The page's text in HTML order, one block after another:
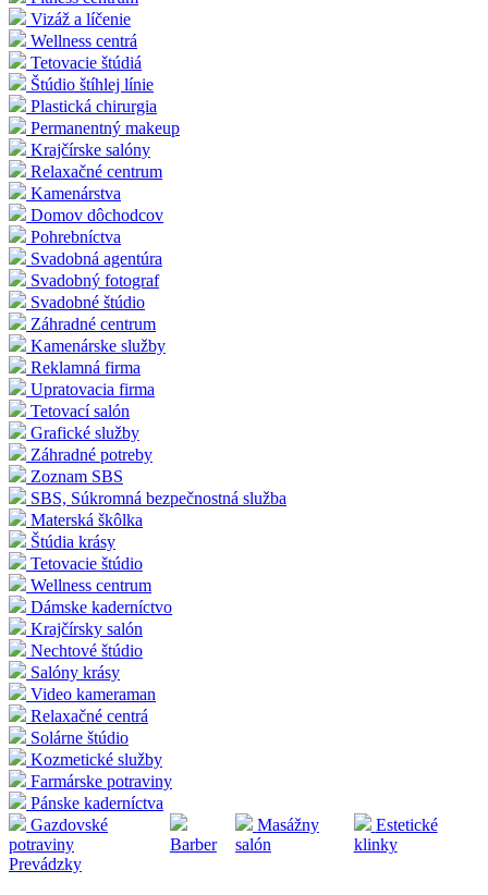
Vizáž a líčenie
Wellness centrá
Tetovacie štúdiá
Štúdio štíhlej línie
Plastická chirurgia
Permanentný makeup
Krajčírske salóny
Relaxačné centrum
Kamenárstva
Domov dôchodcov
Pohrebníctva
Svadobná agentúra
Svadobný fotograf
Svadobné štúdio
Záhradné centrum
Kamenárske služby
Reklamná firma
Upratovacia firma
Tetovací salón
Grafické služby
Záhradné potreby
Zoznam SBS
SBS, Súkromná bezpečnostná služba
Materská škôlka
Štúdia krásy
Tetovacie štúdio
Wellness centrum
Dámske kaderníctvo
Krajčírsky salón
Nechtové štúdio
Salóny krásy
Video kameraman
Relaxačné centrá
Solárne štúdio
Kozmetické služby
Farmárske potraviny
Pánske kaderníctva
Gazdovské
potraviny
Barber
Masážny
salón
Estetické
klinky
Prevádzky